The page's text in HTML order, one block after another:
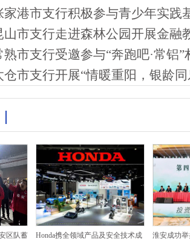
家港市支行积极参与青少年实践
山市支行走进森林公园开展金融
市支行受邀参与“奔跑吧·常铝”
仓市支行开展“情暖重阳，银龄
区队蓄 Honda携全领域产品及安全技术成 淮安成功